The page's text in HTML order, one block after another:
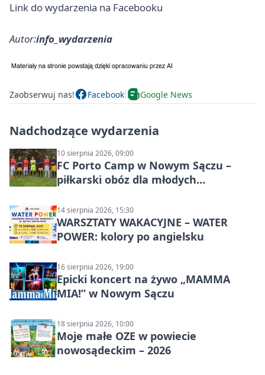
Link do wydarzenia na Facebooku
Autor:info_wydarzenia
Zaobserwuj nas! Facebook Google News
Nadchodzące wydarzenia
10 sierpnia 2026, 09:00
FC Porto Camp w Nowym Sączu –
piłkarski obóz dla młodych
14 sierpnia 2026, 15:30
WARSZTATY WAKACYJNE – WATER
POWER: kolory po angielsku
16 sierpnia 2026, 19:00
Epicki koncert na żywo „MAMMA
MIA!” w Nowym Sączu
18 sierpnia 2026, 10:00
Moje małe OZE w powiecie
nowosądeckim – 2026